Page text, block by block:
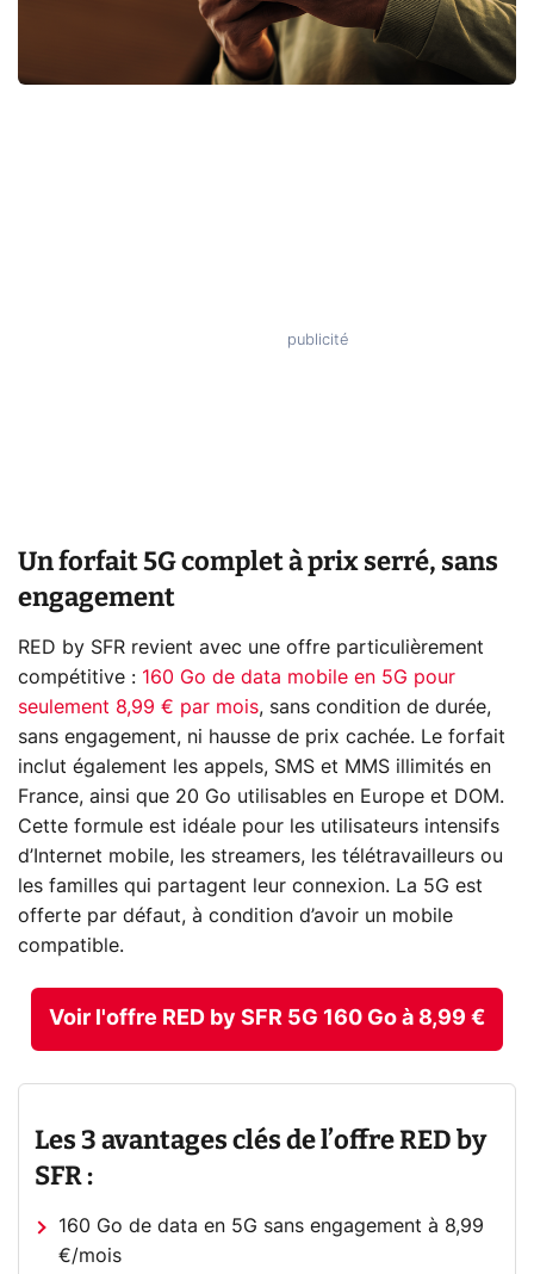
Un forfait 5G complet à prix serré, sans
engagement
RED by SFR revient avec une offre particulièrement
compétitive : 160 Go de data mobile en 5G pour
seulement 8,99 € par mois, sans condition de durée,
sans engagement, ni hausse de prix cachée. Le forfait
inclut également les appels, SMS et MMS illimités en
France, ainsi que 20 Go utilisables en Europe et DOM.
Cette formule est idéale pour les utilisateurs intensifs
d’Internet mobile, les streamers, les télétravailleurs ou
les familles qui partagent leur connexion. La 5G est
offerte par défaut, à condition d’avoir un mobile
compatible.
Voir l'offre RED by SFR 5G 160 Go à 8,99 €
Les 3 avantages clés de l’offre RED by
SFR :
160 Go de data en 5G sans engagement à 8,99
€/mois